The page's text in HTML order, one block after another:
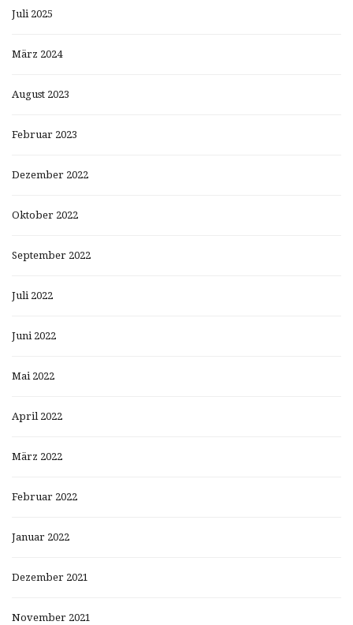
Juli 2025
März 2024
August 2023
Februar 2023
Dezember 2022
Oktober 2022
September 2022
Juli 2022
Juni 2022
Mai 2022
April 2022
März 2022
Februar 2022
Januar 2022
Dezember 2021
November 2021